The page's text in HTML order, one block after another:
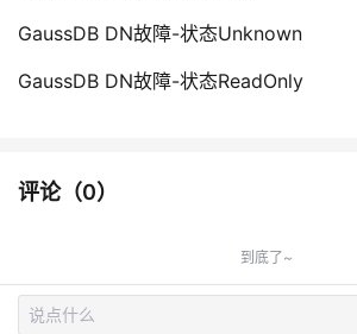
GaussDB DN故障-状态Unknown
GaussDB DN故障-状态ReadOnly
评论（0）
到底了~